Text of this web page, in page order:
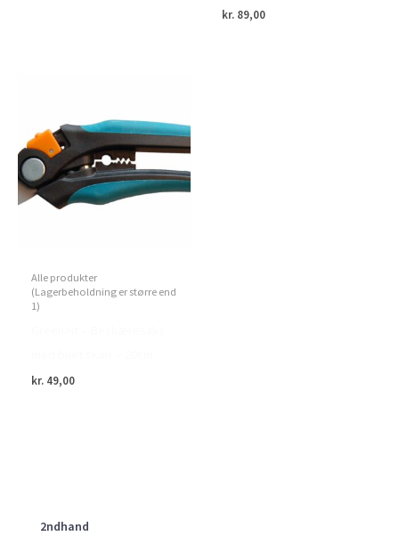
2ndhand
kr. 89,00
Alle produkter
(Lagerbeholdning er større end
1)
kr. 49,00